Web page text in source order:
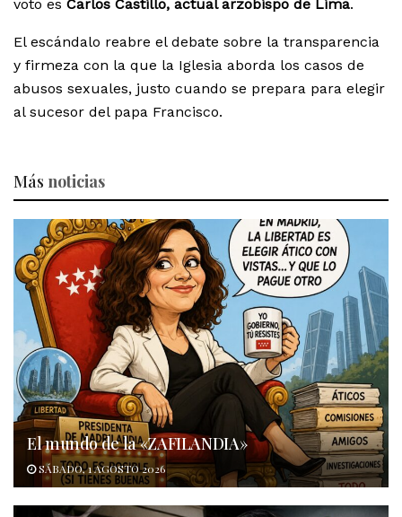
voto es Carlos Castillo, actual arzobispo de Lima.
El escándalo reabre el debate sobre la transparencia
y firmeza con la que la Iglesia aborda los casos de
abusos sexuales, justo cuando se prepara para elegir
al sucesor del papa Francisco.
Más noticias
El mundo de la «ZAFILANDIA»
SÁBADO, 1 AGOSTO 2026